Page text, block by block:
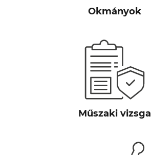
Okmányok
Műszaki vizsga